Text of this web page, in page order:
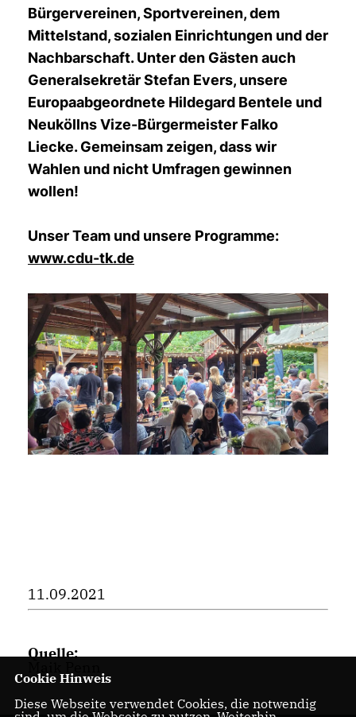
Bürgervereinen, Sportvereinen, dem
Mittelstand, sozialen Einrichtungen und der
Nachbarschaft. Unter den Gästen auch
Generalsekretär Stefan Evers, unsere
Europaabgeordnete Hildegard Bentele und
Neuköllns Vize-Bürgermeister Falko
Liecke. Gemeinsam zeigen, dass wir
Wahlen und nicht Umfragen gewinnen
wollen!
Unser Team und unsere Programme:
www.cdu-tk.de
11.09.2021
Quelle:
Cookie Hinweis
Diese Webseite verwendet Cookies, die notwendig